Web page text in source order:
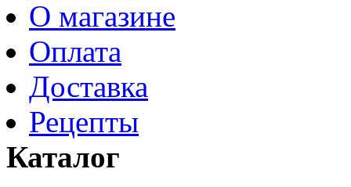
О магазине
Оплата
Доставка
Рецепты
Каталог